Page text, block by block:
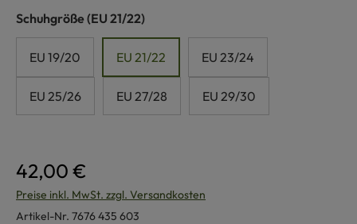
Schuhgröße auswählen
(EU 21/22)
EU 19/20 EU 21/22 EU 23/24
EU 25/26 EU 27/28 EU 29/30
42,00 €
Preise inkl. MwSt. zzgl. Versandkosten
Artikel-Nr. 7676 435 603